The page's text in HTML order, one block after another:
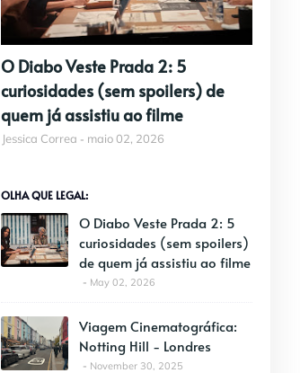
O Diabo Veste Prada 2: 5
curiosidades (sem spoilers) de
quem já assistiu ao filme
Jessica Correa maio 02, 2026
OLHA QUE LEGAL:
O Diabo Veste Prada 2: 5
curiosidades (sem spoilers)
de quem já assistiu ao filme
May 02, 2026
Viagem Cinematográfica:
Notting Hill - Londres
November 30, 2025